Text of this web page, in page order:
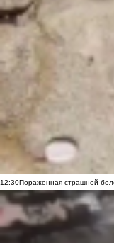
12:30Пораженная страшной